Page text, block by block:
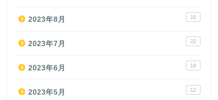
2023年8月 16
2023年7月 22
2023年6月 18
2023年5月 12